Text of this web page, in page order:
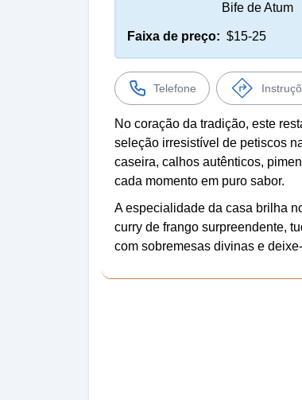
Bife de Atum
Faixa de preço: $15-25
Telefone
No coração da tradição, este
seleção irresistível de petiscos
caseira, calhos autênticos,
cada momento em puro sabor.
A especialidade da casa brilha
curry de frango surpreendente,
com sobremesas divinas e